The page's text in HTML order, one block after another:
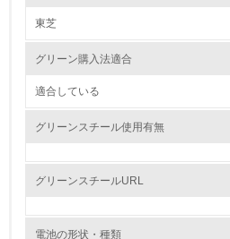
東芝
グリーン購入法適合
適合している
グリーンスチール使用有無
グリーンスチールURL
電池の形状・種類